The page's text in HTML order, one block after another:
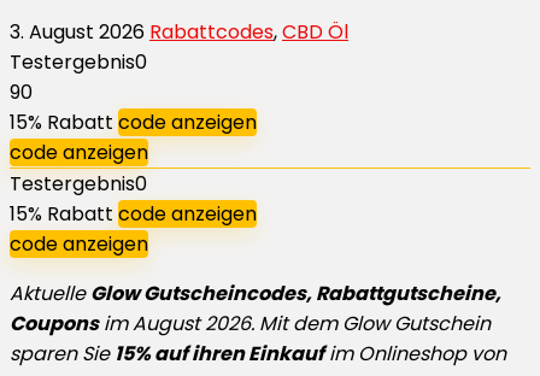
3. August 2026 Rabattcodes,CBD Öl
Testergebnis0
90
15% Rabatt code anzeigen
code anzeigen
Testergebnis0
15% Rabatt code anzeigen
code anzeigen
AktuelleGlow Gutscheincodes, Rabattgutscheine,
Couponsim August 2026. Mit dem Glow Gutschein
sparen Sie 15% auf ihren Einkaufim Onlineshop von